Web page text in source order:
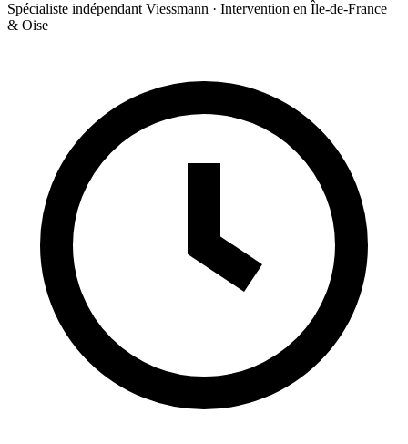
Spécialiste indépendant Viessmann · Intervention en Île-de-France
& Oise